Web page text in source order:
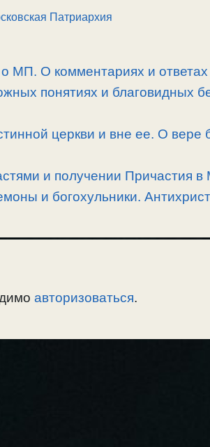
Патриархия
МП. О комментариях и
понятиях и благовидных
церкви и вне ее. О вере
и получении Причастия
и богохульники.
авторизоваться.